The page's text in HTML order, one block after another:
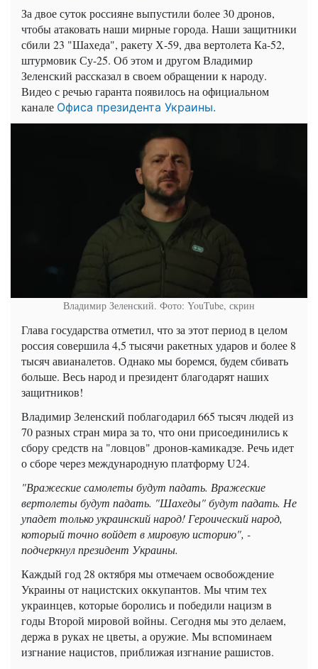
За двое суток россияне выпустили более 30 дронов,
чтобы атаковать наши мирные города. Наши защитники
сбили 23 "Шахеда", ракету Х-59, два вертолета Ка-52,
штурмовик Су-25. Об этом и другом Владимир
Зеленский рассказал в своем обращении к народу.
Видео с речью гаранта появилось на официальном
канале Офиса президента Украины.
Владимир Зеленский. Фото: YouTube, скрин
Глава государства отметил, что за этот период в целом
россия совершила 4,5 тысячи ракетных ударов и более 8
тысяч авианалетов. Однако мы боремся, будем сбивать
больше. Весь народ и президент благодарят наших
защитников!
Владимир Зеленский поблагодарил 665 тысяч людей из
70 разных стран мира за то, что они присоединились к
сбору средств на "ловцов" дронов-камикадзе. Речь идет
о сборе через международную платформу U24.
"Вражеские самолеты будут падать. Вражеские
вертолеты будут падать. "Шахеды" будут падать. Не
упадет только украинский народ! Героический народ,
который точно войдет в мировую историю", -
подчеркнул президент Украины.
Каждый год 28 октября мы отмечаем освобождение
Украины от нацистских оккупантов. Мы чтим тех
украинцев, которые боролись и победили нацизм в
годы Второй мировой войны. Сегодня мы это делаем,
держа в руках не цветы, а оружие. Мы вспоминаем
изгнание нацистов, приближая изгнание рашистов.